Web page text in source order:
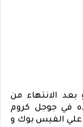
الانتهاء من
في جوجل كروم
الفيس بوك و